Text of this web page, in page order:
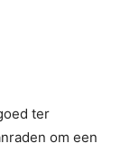
ter
om een